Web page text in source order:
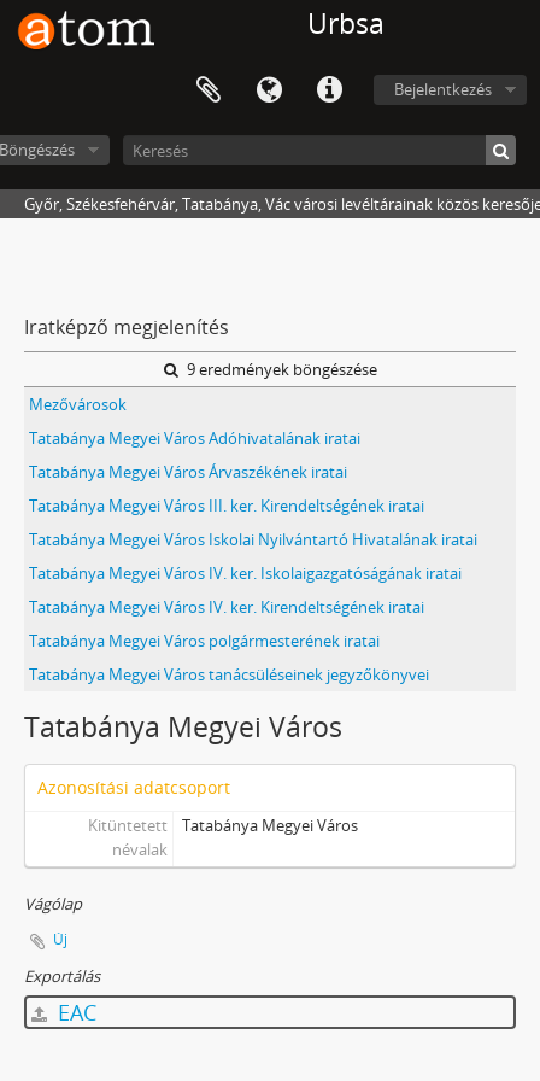
Urbsa
Bejelentkezés
Győr, Székesfehérvár, Tatabánya, Vác városi levéltárainak közös
Iratképző megjelenítés
9 eredmények böngészése
Mezővárosok
Tatabánya Megyei Város Adóhivatalának iratai
Tatabánya Megyei Város Árvaszékének iratai
Tatabánya Megyei Város III. ker. Kirendeltségének iratai
Tatabánya Megyei Város Iskolai Nyilvántartó Hivatalának iratai
Tatabánya Megyei Város IV. ker. Iskolaigazgatóságának iratai
Tatabánya Megyei Város IV. ker. Kirendeltségének iratai
Tatabánya Megyei Város polgármesterének iratai
Tatabánya Megyei Város tanácsüléseinek jegyzőkönyvei
Tatabánya Megyei Város
Azonosítási adatcsoport
Kitüntetett
névalak
Tatabánya Megyei Város
Vágólap
Új
Exportálás
EAC